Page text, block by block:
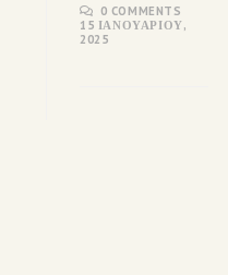
0 COMMENTS
15 ΙΑΝΟΥΑΡΊΟΥ,
2025